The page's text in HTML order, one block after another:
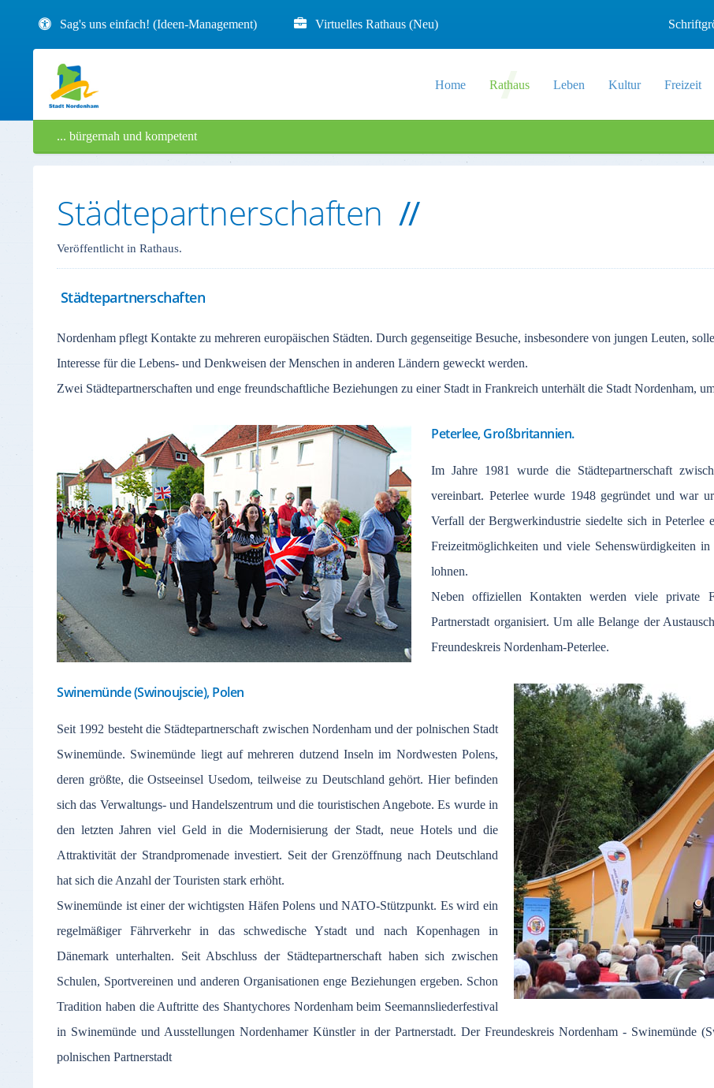
Sag's uns einfach! (Ideen-Management) Virtuelles Rathaus (Neu)
Home Rathaus Leben Kultur Freizeit
... bürgernah und kompetent
Städtepartnerschaften
Veröffentlicht in Rathaus.
Städtepartnerschaften
Nordenham pflegt Kontakte zu mehreren europäischen Städten. Durch gegenseitige Besuche, insbesondere von jungen Leuten,
Interesse für die Lebens- und Denkweisen der Menschen in anderen Ländern geweckt werden.
Zwei Städtepartnerschaften und enge freundschaftliche Beziehungen zu einer Stadt in Frankreich unterhält die Stadt Nordenham,
Peterlee, Großbritannien.
Im Jahre 1981 wurde die Städtepartnerschaft
vereinbart. Peterlee wurde 1948 gegründet und war
Verfall der Bergwerkindustrie siedelte sich in Peterlee
Freizeitmöglichkeiten und viele Sehenswürdigkeiten
lohnen.
Neben offiziellen Kontakten werden viele private
Partnerstadt organisiert. Um alle Belange der
Freundeskreis Nordenham-Peterlee.
Swinemünde (Swinoujscie), Polen
Seit 1992 besteht die Städtepartnerschaft zwischen Nordenham und der polnischen Stadt
Swinemünde. Swinemünde liegt auf mehreren dutzend Inseln im Nordwesten Polens,
deren größte, die Ostseeinsel Usedom, teilweise zu Deutschland gehört. Hier befinden
sich das Verwaltungs- und Handelszentrum und die touristischen Angebote. Es wurde in
den letzten Jahren viel Geld in die Modernisierung der Stadt, neue Hotels und die
Attraktivität der Strandpromenade investiert. Seit der Grenzöffnung nach Deutschland
hat sich die Anzahl der Touristen stark erhöht.
Swinemünde ist einer der wichtigsten Häfen Polens und NATO-Stützpunkt. Es wird ein
regelmäßiger Fährverkehr in das schwedische Ystadt und nach Kopenhagen in
Dänemark unterhalten. Seit Abschluss der Städtepartnerschaft haben sich zwischen
Schulen, Sportvereinen und anderen Organisationen enge Beziehungen ergeben. Schon
Tradition haben die Auftritte des Shantychores Nordenham beim Seemannsliederfestival
in Swinemünde und Ausstellungen Nordenhamer Künstler in der Partnerstadt. Der Freundeskreis Nordenham - Swinemünde
polnischen Partnerstadt